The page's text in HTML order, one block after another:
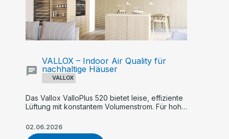
VALLOX
VALLOX – Indoor Air Quality für
nachhaltige Häuser
Das Vallox ValloPlus 520 bietet leise, effiziente
Lüftung mit konstantem Volumenstrom. Für hohe
maximalen Komfort im Einfamilienhaus.
02.06.2026